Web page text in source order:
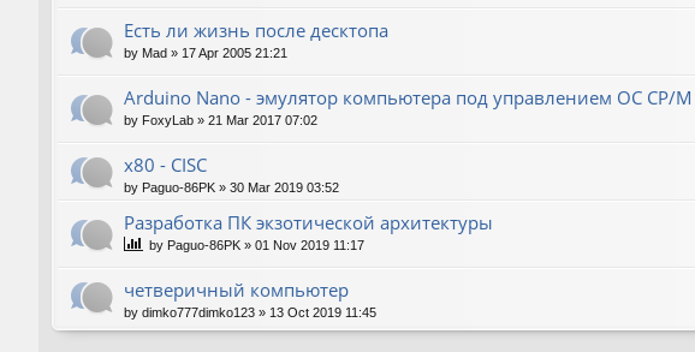
Есть ли жизнь после десктопа
by Mad » 17 Apr 2005 21:21
Arduino Nano - эмулятор компьютера под управлением ОС CP/M
by FoxyLab » 21 Mar 2017 07:02
x80 - CISC
by Paguo-86PK » 30 Mar 2019 03:52
Разработка ПК экзотической архитектуры
by Paguo-86PK » 01 Nov 2019 11:17
четверичный компьютер
by dimko777dimko123 » 13 Oct 2019 11:45